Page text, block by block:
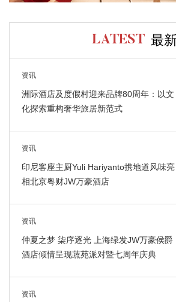
LATEST 最新
资讯
洲际酒店及度假村迎来品牌80周年：以文
化探索重构奢华旅居新范式
资讯
印尼客座主厨Yuli Hariyanto携地道风味亮
相北京粤财JW万豪酒店
资讯
仲夏之梦 柒序逐光 上海绿发JW万豪侯爵
酒店倾情呈现蔬苑派对暨七周年庆典
资讯